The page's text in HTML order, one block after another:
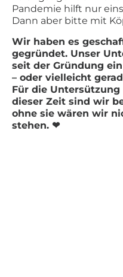
Pandemie hilft nur
Dann aber bitte mit
Wir haben es
gegründet. Unser
seit der Gründung
– oder vielleicht
Für die
dieser Zeit sind wir
ohne sie wären wir
stehen. ❤